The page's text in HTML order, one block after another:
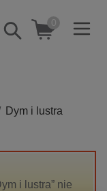
Pokaż/schowaj
wyszukiwarkę
0
Dym i lustra
i lustra” nie